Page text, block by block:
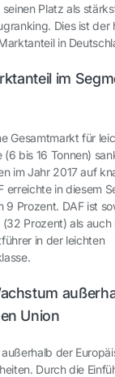
Platz als
Dies ist der
in
im
Gesamtmarkt für
bis 16 Tonnen)
im Jahr 2017 auf
erreichte in diesem
9 Prozent. DAF ist
Prozent) als auch
in der leichten
Union
der
Durch die